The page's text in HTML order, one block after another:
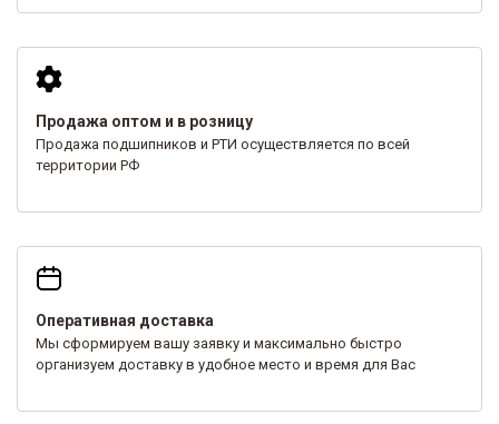
Продажа оптом и в розницу
Продажа подшипников и РТИ осуществляется по всей
территории РФ
Оперативная доставка
Мы сформируем вашу заявку и максимально быстро
организуем доставку в удобное место и время для Вас